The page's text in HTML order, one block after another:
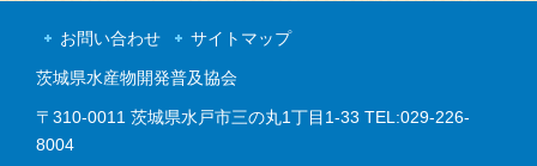
お問い合わせ サイトマップ
茨城県水産物開発普及協会
〒310-0011 茨城県水戸市三の丸1丁目1-33 TEL:029-226-
8004